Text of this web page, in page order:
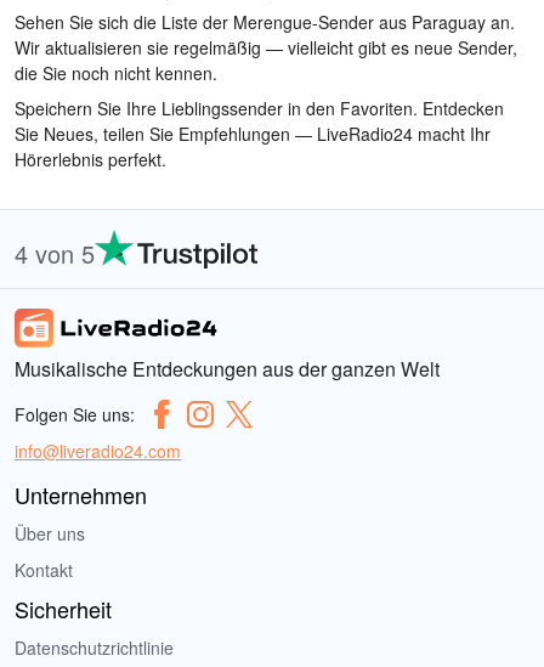
Sehen Sie sich die Liste der Merengue-Sender aus Paraguay an.
Wir aktualisieren sie regelmäßig — vielleicht gibt es neue Sender,
die Sie noch nicht kennen.
Speichern Sie Ihre Lieblingssender in den Favoriten. Entdecken
Sie Neues, teilen Sie Empfehlungen — LiveRadio24 macht Ihr
Hörerlebnis perfekt.
4 von 5
Musikalische Entdeckungen aus der ganzen Welt
Folgen Sie uns:
info@liveradio24.com
Unternehmen
Über uns
Kontakt
Sicherheit
Datenschutzrichtlinie